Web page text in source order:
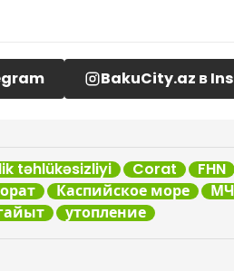
BakuCity.az в
təhlükəsizliyi Corat FHN
Каспийское море
утопление